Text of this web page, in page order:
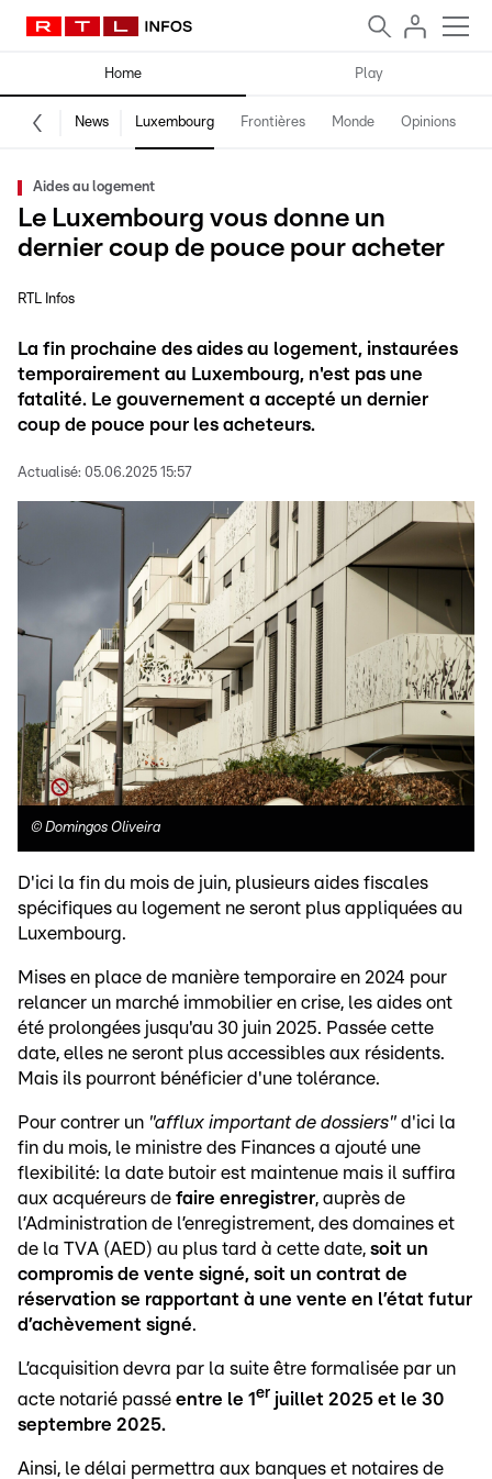
Home Play
News Luxembourg Frontières Monde Opinions
Aides au logement
Le Luxembourg vous donne un
dernier coup de pouce pour acheter
RTL Infos
La fin prochaine des aides au logement, instaurées
temporairement au Luxembourg, n'est pas une
fatalité. Le gouvernement a accepté un dernier
coup de pouce pour les acheteurs.
Actualisé: 05.06.2025 15:57
© Domingos Oliveira
D'ici la fin du mois de juin, plusieurs aides fiscales
spécifiques au logement ne seront plus appliquées au
Luxembourg.
Mises en place de manière temporaire en 2024 pour
relancer un marché immobilier en crise, les aides ont
été prolongées jusqu'au 30 juin 2025. Passée cette
date, elles ne seront plus accessibles aux résidents.
Mais ils pourront bénéficier d'une tolérance.
Pour contrer un "afflux important de dossiers" d'ici la
fin du mois, le ministre des Finances a ajouté une
flexibilité: la date butoir est maintenue mais il suffira
aux acquéreurs de faire enregistrer, auprès de
l’Administration de l’enregistrement, des domaines et
de la TVA (AED) au plus tard à cette date, soit un
compromis de vente signé, soit un contrat de
réservation se rapportant à une vente en l’état futur
d’achèvement signé.
L’acquisition devra par la suite être formalisée par un
acte notarié passé entre le 1 er juillet 2025 et le 30
septembre 2025.
Ainsi, le délai permettra aux banques et notaires de